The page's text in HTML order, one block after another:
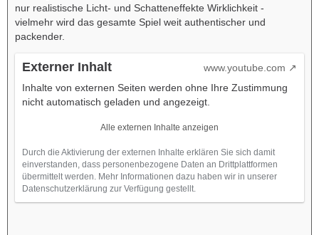
nur realistische Licht- und Schatteneffekte Wirklichkeit -
vielmehr wird das gesamte Spiel weit authentischer und
packender.
Externer Inhalt
www.youtube.com
Inhalte von externen Seiten werden ohne Ihre Zustimmung
nicht automatisch geladen und angezeigt.
Alle externen Inhalte anzeigen
Durch die Aktivierung der externen Inhalte erklären Sie sich damit
einverstanden, dass personenbezogene Daten an Drittplattformen
übermittelt werden. Mehr Informationen dazu haben wir in unserer
Datenschutzerklärung zur Verfügung gestellt.